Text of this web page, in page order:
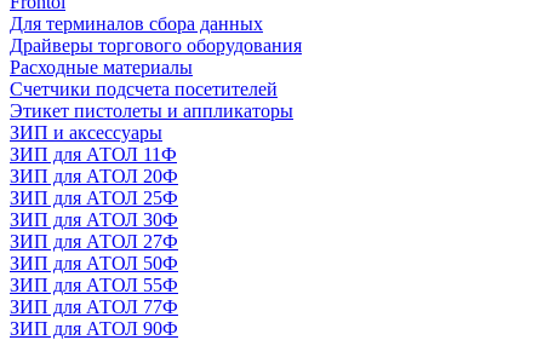
Для терминалов сбора данных
Драйверы торгового оборудования
Расходные материалы
Счетчики подсчета посетителей
Этикет пистолеты и аппликаторы
ЗИП и аксессуары
ЗИП для АТОЛ 11Ф
ЗИП для АТОЛ 20Ф
ЗИП для АТОЛ 25Ф
ЗИП для АТОЛ 30Ф
ЗИП для АТОЛ 27Ф
ЗИП для АТОЛ 50Ф
ЗИП для АТОЛ 55Ф
ЗИП для АТОЛ 77Ф
ЗИП для АТОЛ 90Ф